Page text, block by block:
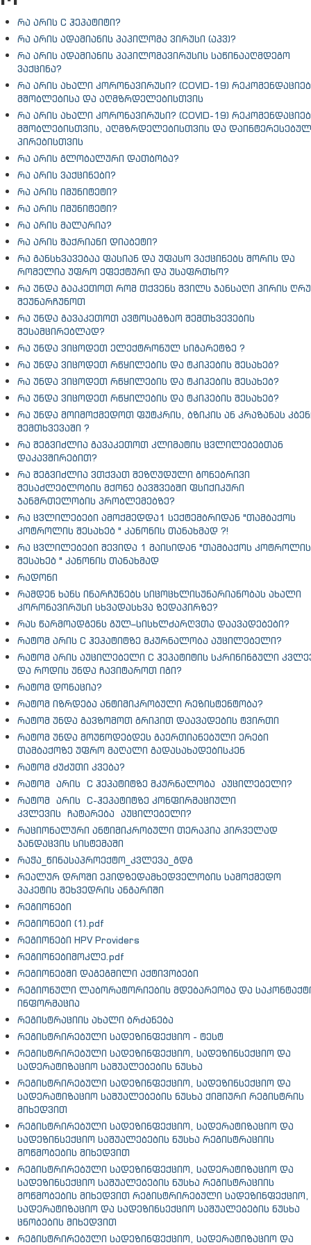
რა არის C ჰეპატიტი?
რა არის ადამიანის პაპილომა ვირუსი (აპვ)?
რა არის ადამიანის პაპილომავირუსის საწინააღმდეგო
ვაქცინა?
რა არის ახალი კორონავირუსი? (COVID-19)
მშობლებისა და აღმზრდელებისთვის
რა არის ახალი კორონავირუსი? (COVID-19)
მშობლებისთვის, აღმზრდელებისთვის და
პირებისთვის
რა არის გლობალური დათბობა?
რა არის ვაქცინები?
რა არის იმუნიტეტი?
რა არის იმუნიტეტი?
რა არის მალარია?
რა არის შაქრიანი დიაბეტი?
რა განსხვავებაა ფასიან და უფასო ვაქცინებს შორის და
რომელია უფრო ეფექტური და უსაფრთხო?
რა უნდა გააკეთოთ რომ თქვენს შვილს ჯანსაღი პირის ღრუ
შეუნარჩუნოთ
რა უნდა გავაკეთოთ ავტოსაგზაო შემთხვევების
შესამცირებლად?
რა უნდა ვიცოდეთ ელექტრონულ სიგარეტზე ?
რა უნდა ვიცოდეთ რწყილების და ტკიპების შესახებ?
რა უნდა ვიცოდეთ რწყილების და ტკიპების შესახებ?
რა უნდა ვიცოდეთ რწყილების და ტკიპების შესახებ?
რა უნდა მოიმოქმედოთ ფუტკრის, ბზიკის ან კრაზანას
შემთხვევაში ?
რა შეგვიძლია გავაკეთოთ კლიმატის ცვლილებებთან
დაკავშირებით?
რა შეგვიძლია ვთქვათ შეზღუდული გონებრივი
შესაძლებლობის მქონე ბავშვებში ფსიქიკური
ჯანმრთელობის პრობლემებზე?
რა ცვლილებები ამოქმედდა1 სექტემბრიდან "თამბაქოს
კოტროლის შესახებ " კანონის თანახმად ?!
რა ცვლილებები შევიდა 1 მაისიდან "თამბაქოს კოტროლის
შესახებ " კანონის თანახმად
რადონი
რამდენ ხანს ინარჩუნებს სიცოცხლისუნარიანობას ახალი
კორონავირუსი სხვადასხვა ზედაპირზე?
რას წარმოადგენს გულ–სისხლძარღვთა დაავადებები?
რატომ არის C ჰეპატიტზე მკურნალობა აუცილებელი?
რატომ არის აუცილებელი C ჰეპატიტის სკრინინგული
და როდის უნდა ჩავიტაროთ იგი?
რატომ დონაცია?
რატომ იზრდება ანტიმიკრობული რეზისტენტობა?
რატომ უნდა გავზომოთ გრიპით დაავადების ტვირთი
რატომ უნდა მოუწოდებდეს გაერთიანებული ერები
თამბაქოზე უფრო მაღალი გადასახადებისკენ
რატომ ძუძუთი კვება?
რატომ არის C ჰეპატიტზე მკურნალობა აუცილებელი?
რატომ არის C-ჰეპატიტზე კონფირმაციული
კვლევის ჩატარება აუცილებელი?
რაციონალური ანტიმიკრობული თერაპია პირველად
ჯანდაცვის სისტემაში
რაჭა_წინასაპროექტო_კვლევა_გდგ
რეალურ დროში ეპიდზედამხედველობის სამოქმედო
პაკეტის შეხვედრის ანგარიში
რეგიონები
რეგიონები (1).pdf
რეგიონები HPV Providers
რეგიონებიმოკლე.pdf
რეგიონებში დაგეგმილი აქტივობები
რეგიონული ლაბორატორიების მდებარეობა და
ინფორმაცია
რეგისტრაციის ახალი ბრძანება
რეგისტრირებული სადეზინფექციო - ტესტ
რეგისტრირებული სადეზინფექციო, სადეზინსექციო და
სადერატიზაციო საშუალებების ნუსხა
რეგისტრირებული სადეზინფექციო, სადეზინსექციო და
სადერატიზაციო საშუალებების ნუსხა ქიმიური რეგისტრის
მიხედვით
რეგისტრირებული სადეზინფექციო, სადერატიზაციო და
სადეზინსექციო საშუალებების ნუსხა რეგისტრაციის
მოწმობების მიხედვით
რეგისტრირებული სადეზინფექციო, სადერატიზაციო და
სადეზინსექციო საშუალებების ნუსხა რეგისტრაციის
მოწმობების მიხედვით რეგისტრირებული სადეზინფექციო,
სადერატიზაციო და სადეზინსექციო საშუალებების ნუსხა
ცნობების მიხედვით
რეგისტრირებული სადეზინფექციო, სადერატიზაციო და